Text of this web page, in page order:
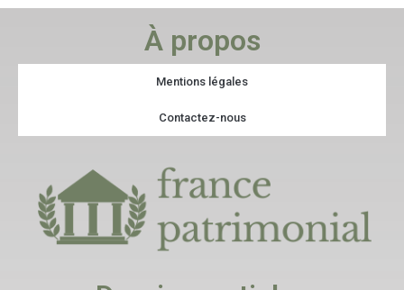
À propos
Mentions légales
Contactez-nous